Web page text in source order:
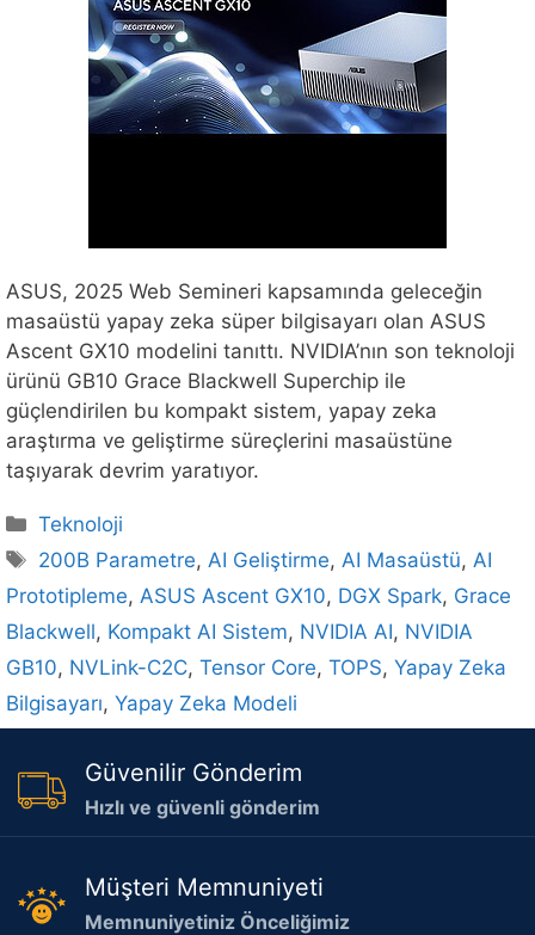
ASUS, 2025 Web Semineri kapsamında geleceğin
masaüstü yapay zeka süper bilgisayarı olan ASUS
Ascent GX10 modelini tanıttı. NVIDIA’nın son teknoloji
ürünü GB10 Grace Blackwell Superchip ile
güçlendirilen bu kompakt sistem, yapay zeka
araştırma ve geliştirme süreçlerini masaüstüne
taşıyarak devrim yaratıyor.
Kategoriler
Teknoloji
Etiketler
200B Parametre,AI Geliştirme,AI Masaüstü,AI
Prototipleme, ASUS Ascent GX10, DGX Spark, Grace
Blackwell, Kompakt AI Sistem, NVIDIA AI, NVIDIA
GB10, NVLink-C2C, Tensor Core, TOPS, Yapay Zeka
Bilgisayarı, Yapay Zeka Modeli
Güvenilir Gönderim
Hızlı ve güvenli gönderim
Müşteri Memnuniyeti
Memnuniyetiniz Önceliğimiz